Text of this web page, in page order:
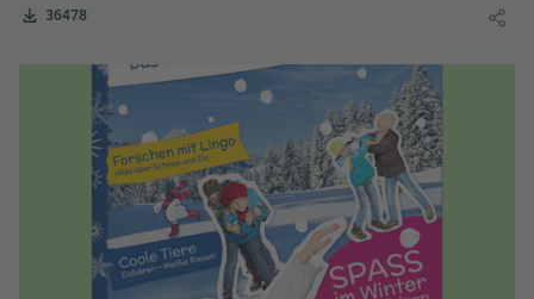
Zahl der Downloads:
36478